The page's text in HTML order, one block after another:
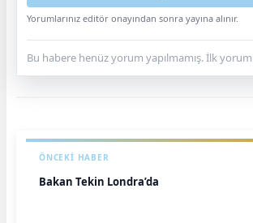
Yorumlarınız editör onayından sonra yayına alınır.
Bu habere henüz yorum yapılmamış. İlk
ÖNCEKI HABER
Bakan Tekin Londra’da